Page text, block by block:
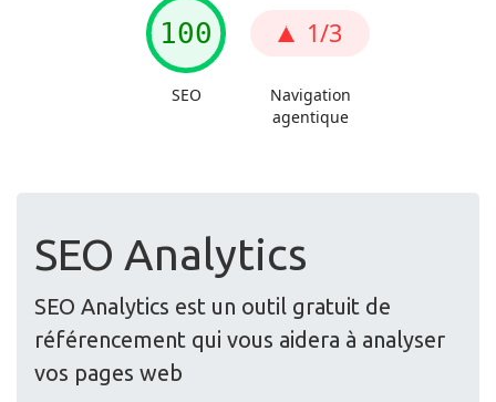
SEO Analytics
SEO Analytics est un outil gratuit de
référencement qui vous aidera à analyser
vos pages web